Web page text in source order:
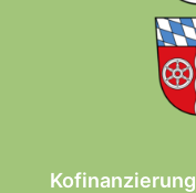
Kofinanzierung